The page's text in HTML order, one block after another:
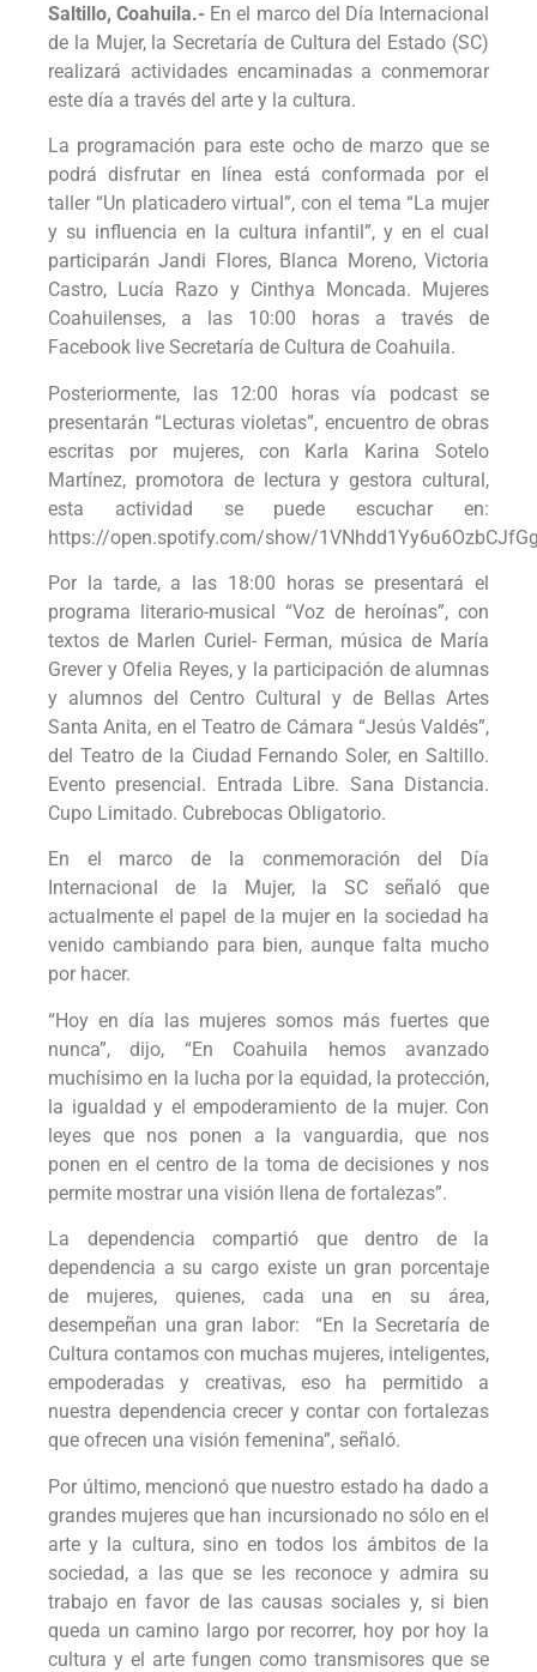
Saltillo, Coahuila.- En el marco del Día Internacional
de la Mujer, la Secretaría de Cultura del Estado (SC)
realizará actividades encaminadas a conmemorar
este día a través del arte y la cultura.
La programación para este ocho de marzo que se
podrá disfrutar en línea está conformada por el
taller “Un platicadero virtual”, con el tema “La mujer
y su influencia en la cultura infantil”, y en el cual
participarán Jandi Flores, Blanca Moreno, Victoria
Castro, Lucía Razo y Cinthya Moncada. Mujeres
Coahuilenses, a las 10:00 horas a través de
Facebook live Secretaría de Cultura de Coahuila.
Posteriormente, las 12:00 horas vía podcast se
presentarán “Lecturas violetas”, encuentro de obras
escritas por mujeres, con Karla Karina Sotelo
Martínez, promotora de lectura y gestora cultural,
esta actividad se puede escuchar en:
https://open.spotify.com/show/
Por la tarde, a las 18:00 horas se presentará el
programa literario-musical “Voz de heroínas”, con
textos de Marlen Curiel- Ferman, música de María
Grever y Ofelia Reyes, y la participación de alumnas
y alumnos del Centro Cultural y de Bellas Artes
Santa Anita, en el Teatro de Cámara “Jesús Valdés”,
del Teatro de la Ciudad Fernando Soler, en Saltillo.
Evento presencial. Entrada Libre. Sana Distancia.
Cupo Limitado. Cubrebocas Obligatorio.
En el marco de la conmemoración del Día
Internacional de la Mujer, la SC señaló que
actualmente el papel de la mujer en la sociedad ha
venido cambiando para bien, aunque falta mucho
por hacer.
“Hoy en día las mujeres somos más fuertes que
nunca”, dijo, “En Coahuila hemos avanzado
muchísimo en la lucha por la equidad, la protección,
la igualdad y el empoderamiento de la mujer. Con
leyes que nos ponen a la vanguardia, que nos
ponen en el centro de la toma de decisiones y nos
permite mostrar una visión llena de fortalezas”.
La dependencia compartió que dentro de la
dependencia a su cargo existe un gran porcentaje
de mujeres, quienes, cada una en su área,
desempeñan una gran labor: “En la Secretaría de
Cultura contamos con muchas mujeres, inteligentes,
empoderadas y creativas, eso ha permitido a
nuestra dependencia crecer y contar con fortalezas
que ofrecen una visión femenina”, señaló.
Por último, mencionó que nuestro estado ha dado a
grandes mujeres que han incursionado no sólo en el
arte y la cultura, sino en todos los ámbitos de la
sociedad, a las que se les reconoce y admira su
trabajo en favor de las causas sociales y, si bien
queda un camino largo por recorrer, hoy por hoy la
cultura y el arte fungen como transmisores que se